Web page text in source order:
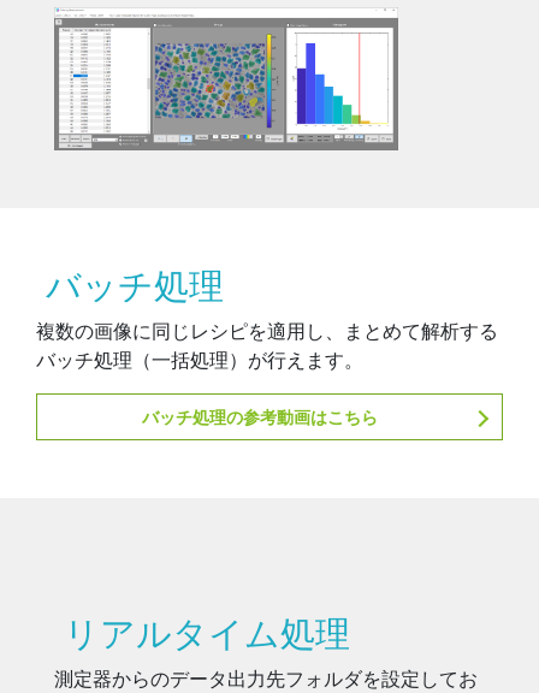
バッチ処理
複数の画像に同じレシピを適用し、まとめて解析する
バッチ処理（一括処理）が行えます。
バッチ処理の参考動画はこちら
リアルタイム処理
測定器からのデータ出力先フォルダを設定してお